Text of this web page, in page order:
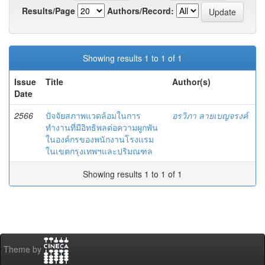
Results/Page
Authors/Record:
Showing results 1 to 1 of 1
Issue
Date
Title Author(s)
2566
ปัจจัยสภาพแวดล้อมในการ
ทำงานที่มีอิทธิพลต่อความผูกพัน
ในองค์กรของพนักงานโรงแรม
ในเขตกรุงเทพฯและปริมณฑล
อรวิภา ลายเบญจรงค์
Showing results 1 to 1 of 1
Theme by